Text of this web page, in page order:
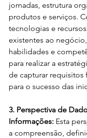
jornadas, estrutura
produtos e serviços.
tecnologias e
existentes ao
habilidades e
para realizar a
de capturar requisitos
para o sucesso das
3. Perspectiva de
Informações: Esta
a compreensão,